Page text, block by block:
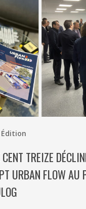
Édition
TREIZE
URBAN FLOW AU